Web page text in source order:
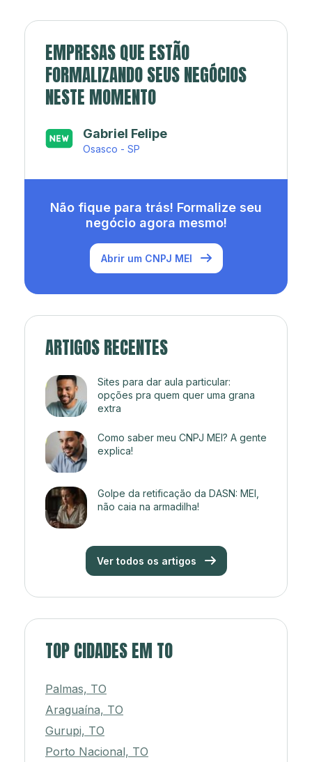
EMPRESAS QUE ESTÃO
FORMALIZANDO SEUS NEGÓCIOS
NESTE MOMENTO
Japa’s açaí e sorveteria
Rio de Janeiro - RJ
Não fique para trás! Formalize seu
negócio agora mesmo!
Abrir um CNPJ MEI
ARTIGOS RECENTES
Sites para dar aula particular:
opções pra quem quer uma grana
extra
Como saber meu CNPJ MEI? A gente
explica!
Golpe da retificação da DASN: MEI,
não caia na armadilha!
Ver todos os artigos
TOP CIDADES EM TO
Palmas, TO
Araguaína, TO
Gurupi, TO
Porto Nacional, TO